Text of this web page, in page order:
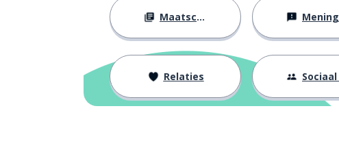
Maatschappij Meningen
Relaties Sociaal leven